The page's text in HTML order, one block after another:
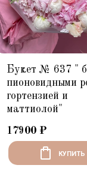
Вау
Садовые
Свадебные
Сезонные
Букет № 637 "
пионовидными
гортензией и
маттиолой"
17900 ₽
КУПИТЬ